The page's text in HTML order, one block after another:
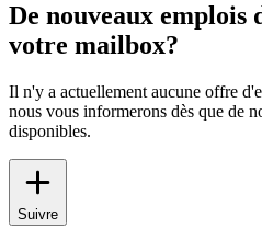
De nouveaux emplois
votre mailbox?
Il n'y a actuellement aucune offre
nous vous informerons dès que de
disponibles.
Suivre